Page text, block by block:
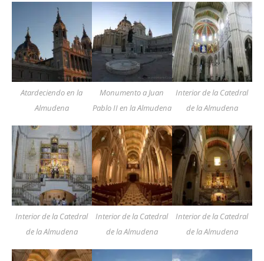
Atardeciendo en la
Almudena
Monumento a Juan
Pablo II en la Almudena
Interior de la Catedral
de la Almudena
Interior de la Catedral
de la Almudena
Interior de la Catedral
de la Almudena
Interior de la Catedral
de la Almudena